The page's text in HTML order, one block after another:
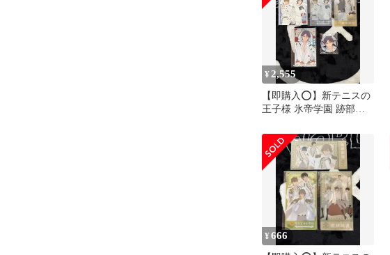
¥2,555
【即購入⭕️】新テニスの
王子様 氷帝学園 跡部景
¥666